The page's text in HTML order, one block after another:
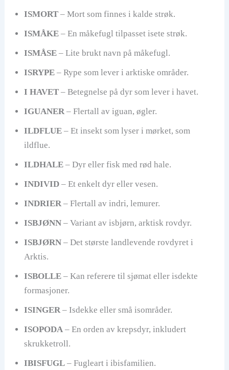
ISMORT– Mort som finnes i kalde strøk.
ISMÅKE– En måkefugl tilpasset isete strøk.
ISMÅSE– Lite brukt navn på måkefugl.
ISRYPE– Rype som lever i arktiske områder.
I HAVET– Betegnelse på dyr som lever i havet.
IGUANER– Flertall av iguan, øgler.
ILDFLUE– Et insekt som lyser i mørket, som
ildflue.
ILDHALE– Dyr eller fisk med rød hale.
INDIVID– Et enkelt dyr eller vesen.
INDRIER– Flertall av indri, lemurer.
ISBJØNN– Variant av isbjørn, arktisk rovdyr.
ISBJØRN– Det største landlevende rovdyret i
Arktis.
ISBOLLE– Kan referere til sjømat eller isdekte
formasjoner.
ISINGER– Isdekke eller små isområder.
ISOPODA– En orden av krepsdyr, inkludert
skrukketroll.
IBISFUGL– Fugleart i ibisfamilien.